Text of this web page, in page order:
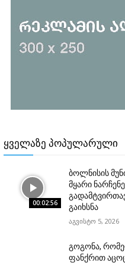
ᲧᲕᲔᲚᲐᲖᲔ ᲞᲝᲞᲣᲚᲐᲠᲣᲚᲘ
00:02:56
ბოლნისის
მყარი
გაიხსნა
აგვისტო 5, 2026
გოგონა,
ფანქრით